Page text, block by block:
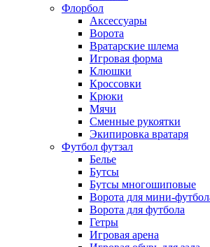
Флорбол
Аксессуары
Ворота
Вратарские шлема
Игровая форма
Клюшки
Кроссовки
Крюки
Мячи
Сменные рукоятки
Экипировка вратаря
Футбол футзал
Белье
Бутсы
Бутсы многошиповые
Ворота для мини-
Ворота для футбола
Гетры
Игровая арена